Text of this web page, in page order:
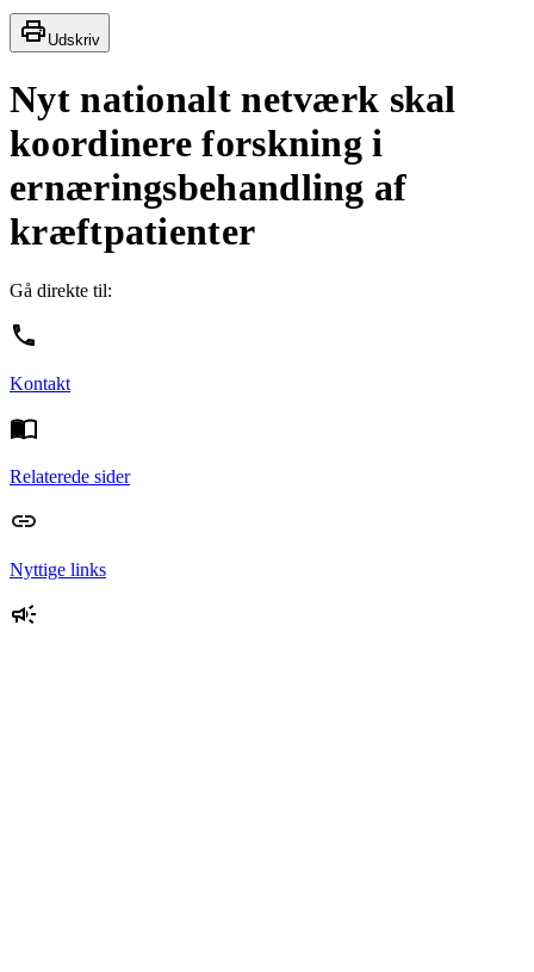
Udskriv
Nyt nationalt netværk skal
koordinere forskning i
ernæringsbehandling af
kræftpatienter
Gå direkte til:
Kontakt
Relaterede sider
Nyttige links